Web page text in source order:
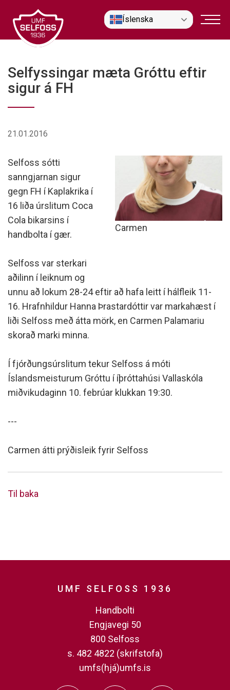
efni
Íslenska
Selfyssingar mæta Gróttu eftir
sigur á FH
21.01.2016
Carmen
Selfoss sótti
sanngjarnan sigur
gegn FH í Kaplakrika í
16 liða úrslitum Coca
Cola bikarsins í
handbolta í gær.
Selfoss var sterkari
aðilinn í leiknum og
unnu að lokum 28-24 eftir að hafa leitt í hálfleik 11-
16. Hrafnhildur Hanna Þrastardóttir var markahæst í
liði Selfoss með átta mörk, en Carmen Palamariu
skorað marki minna.
Í fjórðungsúrslitum tekur Selfoss á móti
Íslandsmeisturum Gróttu í íþróttahúsi Vallaskóla
miðvikudaginn 10. febrúar klukkan 19:30.
---
Carmen átti prýðisleik fyrir Selfoss
Til baka
UMF SELFOSS 1936
Handbolti
Engjavegi 50
800 Selfoss
s. 482 4822 (skrifstofa)
umfs(hjá)umfs.is